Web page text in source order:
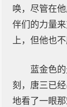
唤，尽管在
伴们的力量
上，但他也
蓝金色
刻，唐三已
地看了一眼